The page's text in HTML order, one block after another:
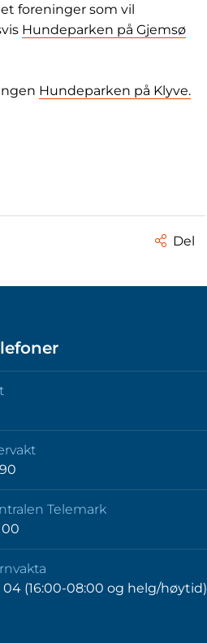
foreninger som vil
Hundeparken på Gjemsø
Hundeparken på Klyve.
Del
Telemark
00
04 (16:00-08:00 og helg/høytid)